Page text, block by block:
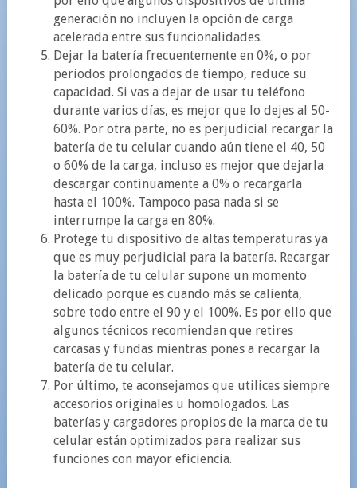
generación no incluyen la opción de carga
acelerada entre sus funcionalidades.
Dejar la batería frecuentemente en 0%, o por
períodos prolongados de tiempo, reduce su
capacidad. Si vas a dejar de usar tu teléfono
durante varios días, es mejor que lo dejes al 50-
60%. Por otra parte, no es perjudicial recargar la
batería de tu celular cuando aún tiene el 40, 50
o 60% de la carga, incluso es mejor que dejarla
descargar continuamente a 0% o recargarla
hasta el 100%. Tampoco pasa nada si se
interrumpe la carga en 80%.
Protege tu dispositivo de altas temperaturas ya
que es muy perjudicial para la batería. Recargar
la batería de tu celular supone un momento
delicado porque es cuando más se calienta,
sobre todo entre el 90 y el 100%. Es por ello que
algunos técnicos recomiendan que retires
carcasas y fundas mientras pones a recargar la
batería de tu celular.
Por último, te aconsejamos que utilices siempre
accesorios originales u homologados. Las
baterías y cargadores propios de la marca de tu
celular están optimizados para realizar sus
funciones con mayor eficiencia.